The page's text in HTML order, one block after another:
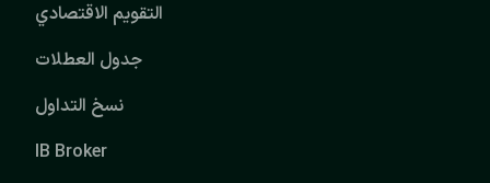
التقويم الاقتصادي
جدول العطلات
نسخ التداول
IB Broker